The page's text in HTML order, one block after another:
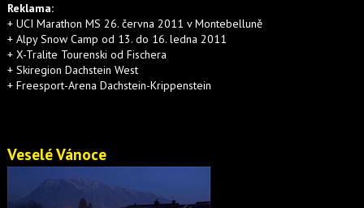
Reklama:
+ UCI Marathon MS 26. června 2011 v Montebelluně
+ Alpy Snow Camp od 13. do 16. ledna 2011
+ X-Tralite Tourenski od Fischera
+ Skiregion Dachstein West
+ Freesport-Arena Dachstein-Krippenstein
Veselé Vánoce